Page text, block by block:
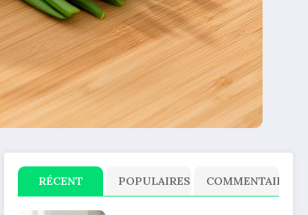
RÉCENT POPULAIRES COMMENTAIRE